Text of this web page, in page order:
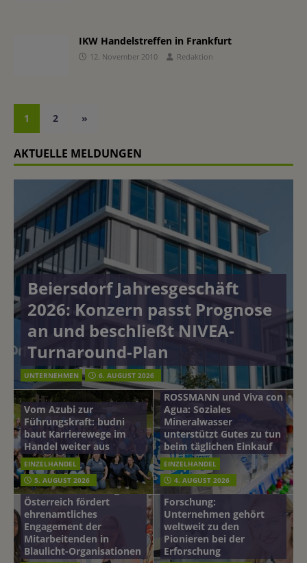
IKW Handelstreffen in Frankfurt
12. November 2010 Redaktion
1 2 »
AKTUELLE MELDUNGEN
Beiersdorf Jahresgeschäft
2026: Konzern passt Prognose
an und beschließt NIVEA-
Turnaround-Plan
UNTERNEHMEN 6. AUGUST 2026
Vom Azubi zur
Führungskraft: budni
baut Karrierewege im
Handel weiter aus
EINZELHANDEL
5. AUGUST 2026
ROSSMANN und Viva con
Agua: Soziales
Mineralwasser
unterstützt Gutes zu tun
beim täglichen Einkauf
EINZELHANDEL
4. AUGUST 2026
mehr vom leben tag: dm
Österreich fördert
ehrenamtliches
Engagement der
Mitarbeitenden in
Blaulicht-Organisationen
Beiersdorf
Hautmikrobiom-
Forschung:
Unternehmen gehört
weltweit zu den
Pionieren bei der
Erforschung